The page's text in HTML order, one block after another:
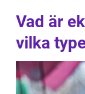
Vad är
vilka